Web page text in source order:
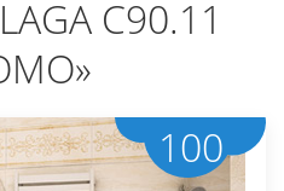
C90.11
100